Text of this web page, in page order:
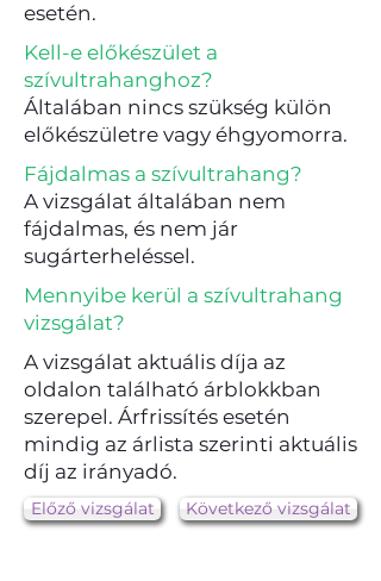
esetén.
Kell-e előkészület a
szívultrahanghoz?
Általában nincs szükség külön
előkészületre vagy éhgyomorra.
Fájdalmas a szívultrahang?
A vizsgálat általában nem
fájdalmas, és nem jár
sugárterheléssel.
Mennyibe kerül a szívultrahang
vizsgálat?
A vizsgálat aktuális díja az
oldalon található árblokkban
szerepel. Árfrissítés esetén
mindig az árlista szerinti aktuális
díj az irányadó.
Előző vizsgálat Következő vizsgálat